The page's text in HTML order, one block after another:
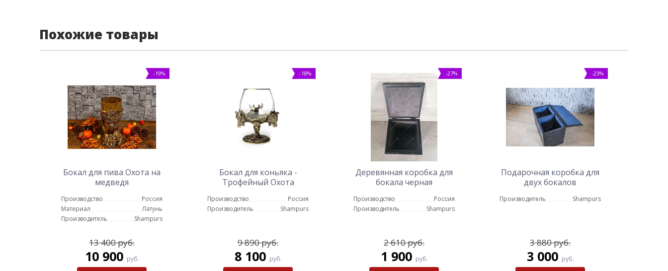
Похожие товары
-19%
Бокал для пива Охота на
медведя
Производство
Россия
Материал
Латунь
Производитель
Shampurs
13 400 руб.
10 900 руб.
-18%
Бокал для коньяка -
Трофейный Охота
Производство
Россия
Производитель
Shampurs
9 890 руб.
8 100 руб.
-27%
Деревянная коробка для
бокала черная
Производство
Россия
Производитель
Shampurs
2 610 руб.
1 900 руб.
-23%
Подарочная коробка для
двух бокалов
Производитель Shampurs
3 880 руб.
3 000 руб.